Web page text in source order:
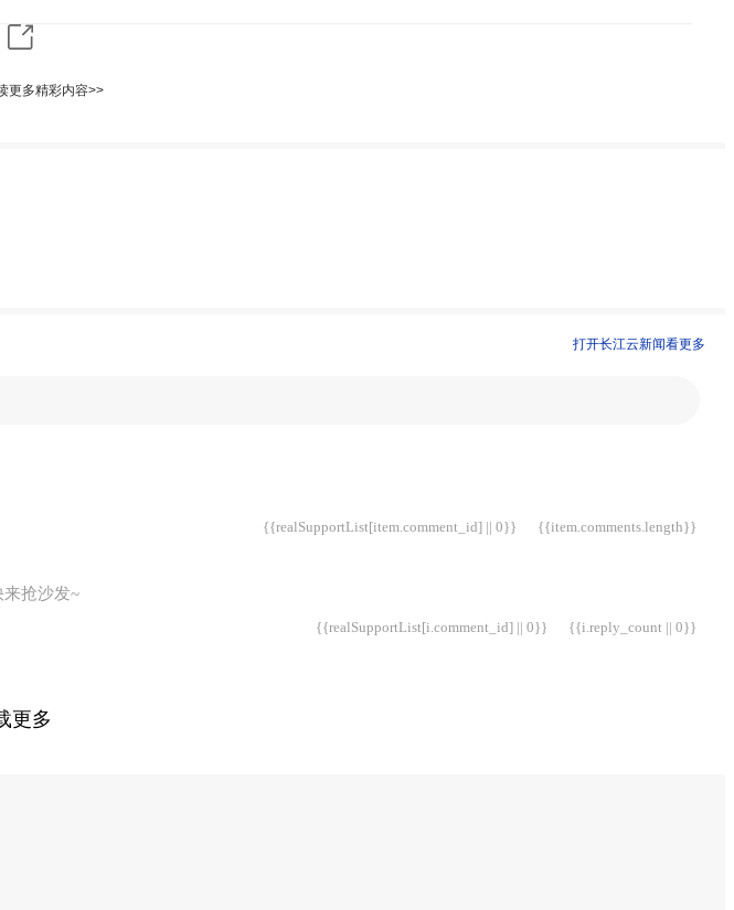
更多精彩内容>>
打开长江云新闻看更多
{{realSupportList[item.comment_id] || 0}}
{{item.comments.length}}
{{realSupportList[i.comment_id] || 0}} {{i.reply_count || 0}}
抢沙发~
更多